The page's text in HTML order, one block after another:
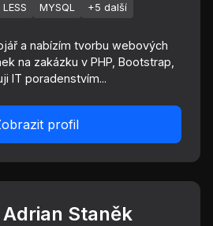
LESS MYSQL +5 další
a nabízím tvorbu webových
na zakázku v PHP, Bootstrap,
IT poradenstvím...
profil
Adrian Staněk